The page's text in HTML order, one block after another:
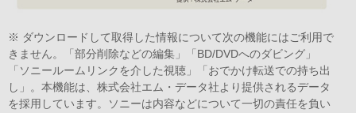
※ ダウンロードして取得した情報について次の機能にはご利用で
きません。「部分削除などの編集」「BD/DVDへのダビング」
「ソニールームリンクを介した視聴」「おでかけ転送での持ち出
し」。本機能は、株式会社エム・データ社より提供されるデータ
を採用しています。ソニーは内容などについて一切の責任を負い